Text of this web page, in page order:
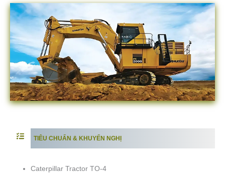
TIÊU CHUẨN & KHUYẾN NGHỊ
Caterpillar Tractor TO-4